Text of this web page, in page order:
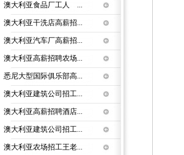
澳大利亚食品厂工人 ...
澳大利亚干洗店高薪招...
澳大利亚汽车厂高薪招...
澳大利亚高薪招聘农场...
悉尼大型国际俱乐部高...
澳大利亚建筑公司招工...
澳大利亚高薪招聘酒店...
澳大利亚建筑公司招工...
澳大利亚农场招工王老...